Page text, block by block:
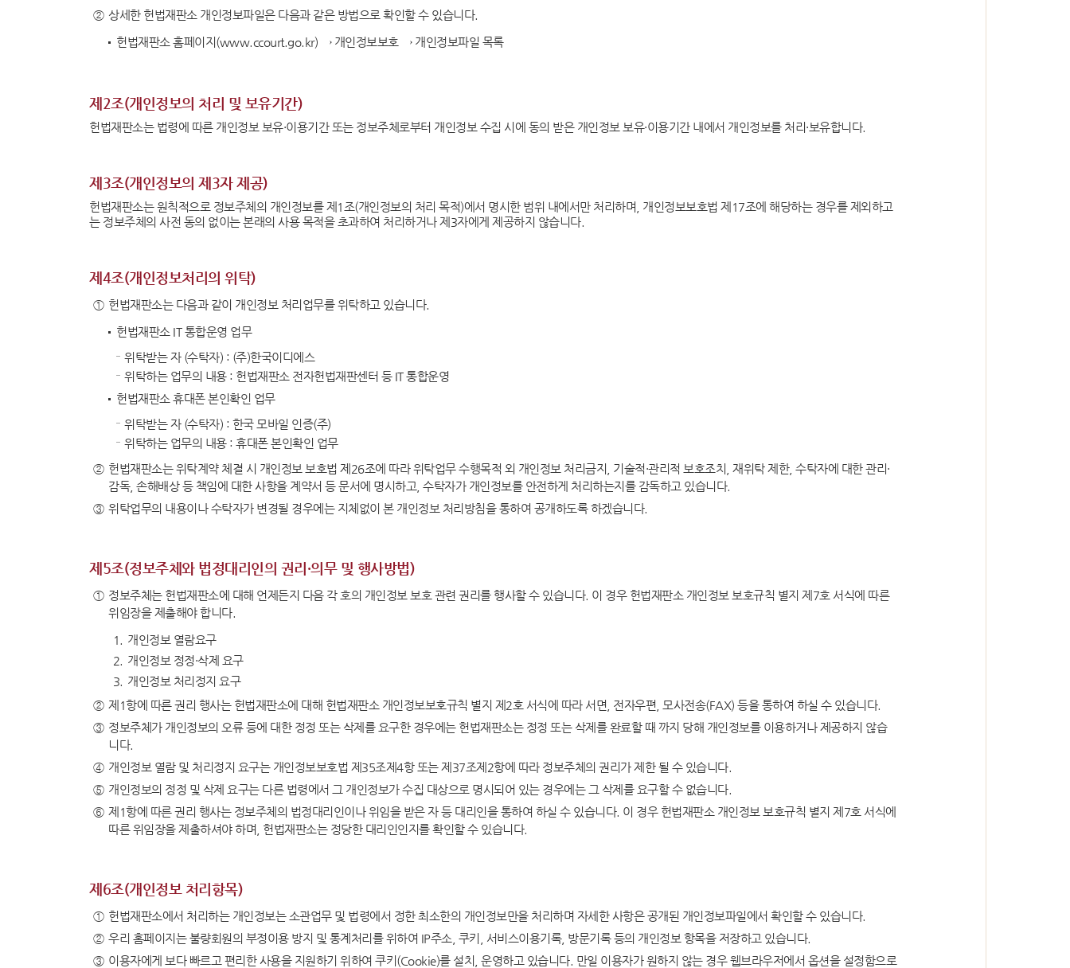
헌법소원심판
위헌법률심판
참여·소통 FAQ(자주 묻는 질문)
예산낭비신고 정보공개
사전정보 공개
견학안내
견학신청
신청확인
전시관 관람안내
관람신청(단체예약)
신청확인(단체예약)
백송아카데미 온라인 청원
알림·소식
뉴스레터 공직자윤리위원회 채용안내
② 상세한 헌법재판소 개인정보파일은 다음과 같은 방법으로 확인할 수 있습니다.
헌법재판소 홈페이지(www.ccourt.go.kr) → 개인정보보호 → 개인정보파일 목록
제2조(개인정보의 처리 및 보유기간)
헌법재판소는 법령에 따른 개인정보 보유·이용기간 또는 정보주체로부터 개인정보 수집 시에 동의 받은 개인정보 보유·이용기간 내에서 개인정보를 처리·보유합니다.
제3조(개인정보의 제3자 제공)
헌법재판소는 원칙적으로 정보주체의 개인정보를 제1조(개인정보의 처리 목적)에서 명시한 범위 내에서만 처리하며, 개인정보보호법 제17조에 해당하는 경우를 제외하고
는 정보주체의 사전 동의 없이는 본래의 사용 목적을 초과하여 처리하거나 제3자에게 제공하지 않습니다.
제4조(개인정보처리의 위탁)
① 헌법재판소는 다음과 같이 개인정보 처리업무를 위탁하고 있습니다.
헌법재판소 IT 통합운영 업무
위탁받는 자 (수탁자) : (주)한국이디에스
위탁하는 업무의 내용 : 헌법재판소 전자헌법재판센터 등 IT 통합운영
헌법재판소 휴대폰 본인확인 업무
위탁받는 자 (수탁자) : 한국 모바일 인증(주)
위탁하는 업무의 내용 : 휴대폰 본인확인 업무
② 헌법재판소는 위탁계약 체결 시 개인정보 보호법 제26조에 따라 위탁업무 수행목적 외 개인정보 처리금지, 기술적·관리적 보호조치, 재위탁 제한, 수탁자에 대한 관리·
감독, 손해배상 등 책임에 대한 사항을 계약서 등 문서에 명시하고, 수탁자가 개인정보를 안전하게 처리하는지를 감독하고 있습니다.
③ 위탁업무의 내용이나 수탁자가 변경될 경우에는 지체없이 본 개인정보 처리방침을 통하여 공개하도록 하겠습니다.
제5조(정보주체와 법정대리인의 권리·의무 및 행사방법)
① 정보주체는 헌법재판소에 대해 언제든지 다음 각 호의 개인정보 보호 관련 권리를 행사할 수 있습니다. 이 경우 헌법재판소 개인정보 보호규칙 별지 제7호 서식에 따른
위임장을 제출해야 합니다.
1.
개인정보 열람요구
2.
개인정보 정정·삭제 요구
3.
개인정보 처리정지 요구
② 제1항에 따른 권리 행사는 헌법재판소에 대해 헌법재판소 개인정보보호규칙 별지 제2호 서식에 따라 서면, 전자우편, 모사전송(FAX) 등을 통하여 하실 수 있습니다.
③ 정보주체가 개인정보의 오류 등에 대한 정정 또는 삭제를 요구한 경우에는 헌법재판소는 정정 또는 삭제를 완료할 때 까지 당해 개인정보를 이용하거나 제공하지 않습
니다.
④ 개인정보 열람 및 처리정지 요구는 개인정보보호법 제35조제4항 또는 제37조제2항에 따라 정보주체의 권리가 제한 될 수 있습니다.
⑤ 개인정보의 정정 및 삭제 요구는 다른 법령에서 그 개인정보가 수집 대상으로 명시되어 있는 경우에는 그 삭제를 요구할 수 없습니다.
⑥ 제1항에 따른 권리 행사는 정보주체의 법정대리인이나 위임을 받은 자 등 대리인을 통하여 하실 수 있습니다. 이 경우 헌법재판소 개인정보 보호규칙 별지 제7호 서식에
따른 위임장을 제출하셔야 하며, 헌법재판소는 정당한 대리인인지를 확인할 수 있습니다.
제6조(개인정보 처리항목)
① 헌법재판소에서 처리하는 개인정보는 소관업무 및 법령에서 정한 최소한의 개인정보만을 처리하며 자세한 사항은 공개된 개인정보파일에서 확인할 수 있습니다.
② 우리 홈페이지는 불량회원의 부정이용 방지 및 통계처리를 위하여 IP주소, 쿠키, 서비스이용기록, 방문기록 등의 개인정보 항목을 저장하고 있습니다.
③ 이용자에게 보다 빠르고 편리한 사용을 지원하기 위하여 쿠키(Cookie)를 설치, 운영하고 있습니다. 만일 이용자가 원하지 않는 경우 웹브라우저에서 옵션을 설정함으로